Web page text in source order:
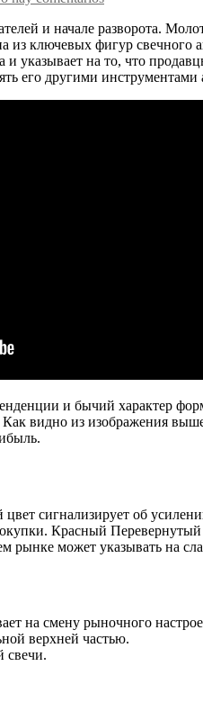
Паттерн
Молот
в
трейдинге:
что
такое
и начале разворота.
ключевых фигур свечного
указывает на то, что
его другими
и бычий характер
видно из изображения
сигнализирует об
Красный
рынке может указывать на
на смену рыночного
верхней частью.
свечи.